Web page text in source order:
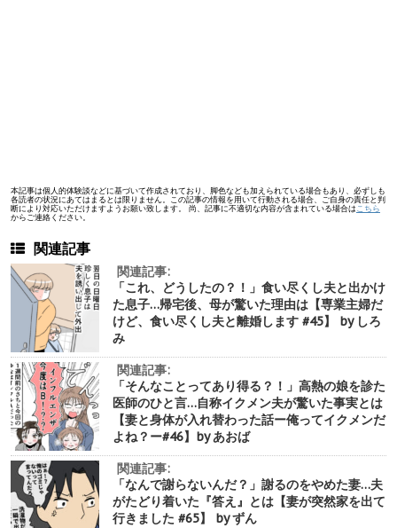
本記事は個人的体験談などに基づいて作成されており、脚色なども加えられている場合もあり、必ずしも
各読者の状況にあてはまるとは限りません。この記事の情報を用いて行動される場合、ご自身の責任と判
断により対応いただけますようお願い致します。 尚、記事に不適切な内容が含まれている場合は こちら
からご連絡ください。
関連記事
関連記事:
「これ、どうしたの？！」食い尽くし夫と出かけ
た息子…帰宅後、母が驚いた理由は【専業主婦だ
けど、食い尽くし夫と離婚します #45】 by しろ
み
関連記事:
「そんなことってあり得る？！」高熱の娘を診た
医師のひと言…自称イクメン夫が驚いた事実とは
【妻と身体が入れ替わった話ー俺ってイクメンだ
よね？ー#46】by あおば
関連記事:
「なんで謝らないんだ？」謝るのをやめた妻…夫
がたどり着いた『答え』とは【妻が突然家を出て
行きました #65】 by ずん